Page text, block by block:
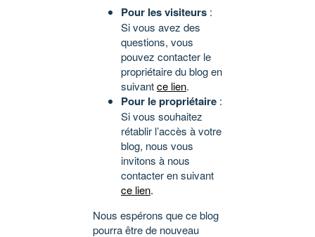
Pour les visiteurs :
Si vous avez des
questions, vous
pouvez contacter le
propriétaire du blog en
suivantce lien.
Pour le propriétaire :
Si vous souhaitez
rétablir l’accès à votre
blog, nous vous
invitons à nous
contacter en suivant
ce lien.
Nous espérons que ce blog
pourra être de nouveau